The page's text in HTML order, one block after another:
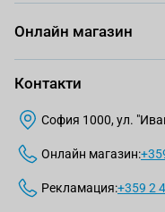
Онлайн магазин
Контакти
София 1000, ул.
Онлайн магазин:
Рекламация:+359 2